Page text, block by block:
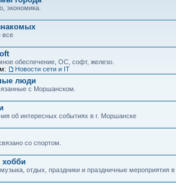
экономика.
все
обеспечение, ОС, софт, железо.
Новости сети и IT
люди
с Моршанском.
об интересных событиях в г. Моршанске
со спортом.
хобби
отдых, праздники и праздничные мероприятия